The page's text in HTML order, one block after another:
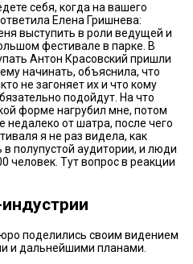
себя, когда на вашего
Елена Гришнева:
выступить в роли ведущей и
фестивале в парке. В
Антон Красовский пришли
начинать, объяснила, что
не загоняет их и что кому
подойдут. На что
форме нагрубил мне, потом
недалеко от шатра, после чего
я не раз видела, как
полупустой аудитории, и люди
человек. Тут вопрос в реакции
поделились своим видением
и дальнейшими планами.